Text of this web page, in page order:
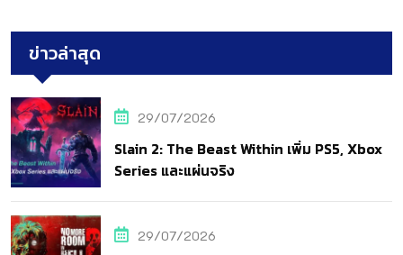
ข่าวล่าสุด
29/07/2026
Slain 2: The Beast Within เพิ่ม PS5, Xbox
Series และแผ่นจริง
29/07/2026